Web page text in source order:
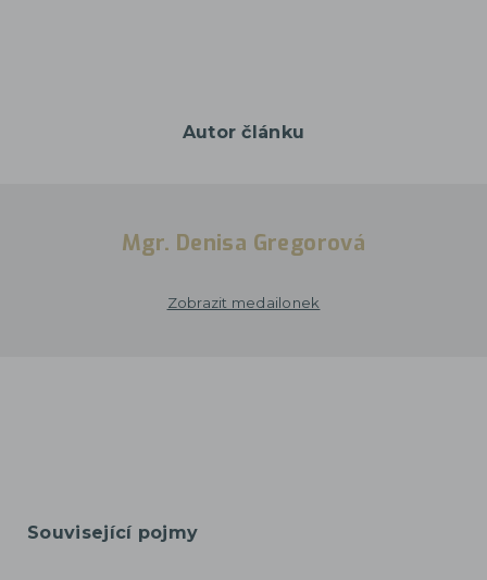
Autor článku
Mgr. Denisa Gregorová
Zobrazit medailonek
Související pojmy